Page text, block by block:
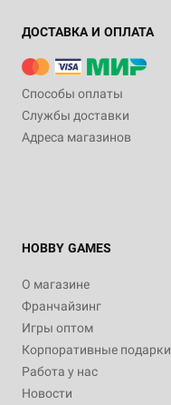
ДОСТАВКА И ОПЛАТА
Способы оплаты
Службы доставки
Адреса магазинов
HOBBY GAMES
О магазине
Франчайзинг
Игры оптом
Корпоративные подарки
Работа у нас
Новости